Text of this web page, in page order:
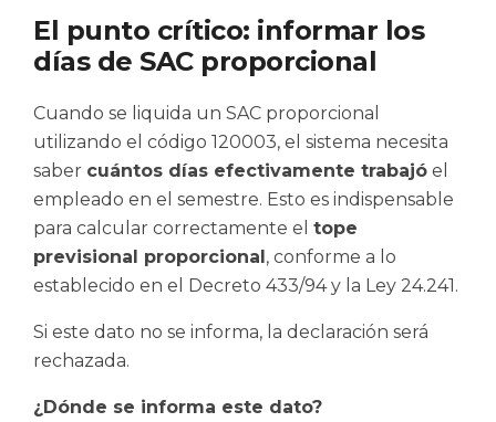
El punto crítico: informar los
días de SAC proporcional
Cuando se liquida un SAC proporcional
utilizando el código 120003, el sistema necesita
saber cuántos días efectivamente trabajó el
empleado en el semestre. Esto es indispensable
para calcular correctamente el tope
previsional proporcional , conforme a lo
establecido en el Decreto 433/94 y la Ley 24.241.
Si este dato no se informa, la declaración será
rechazada.
¿Dónde se informa este dato?